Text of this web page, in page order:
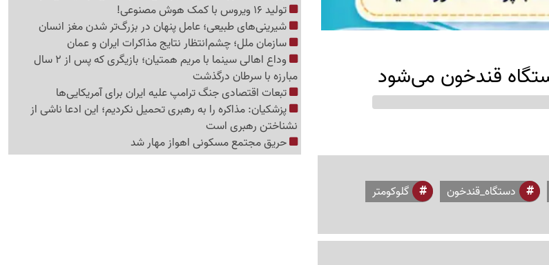
دستگاه_قندخون
گلوکومتر
تولید 16 ویروس با کمک هوش مصنوعی!
شیرینی‌های طبیعی؛ عامل پنهان در بزرگ‌تر شدن مغز انسان
سازمان ملل؛ چشم‌انتظار نتایج مذاکرات ایران و عمان
وداع اهالی سینما با مریم همتیان؛ بازیگری که پس از 2 سال
مبارزه با سرطان درگذشت
تبعات اقتصادی جنگ ترامپ علیه ایران برای آمریکایی‌ها
پزشکیان: مذاکره را به رهبری تحمیل نکردیم؛ این ادعا ناشی از
نشناختن رهبری است
حریق مجتمع مسکونی اهواز مهار شد